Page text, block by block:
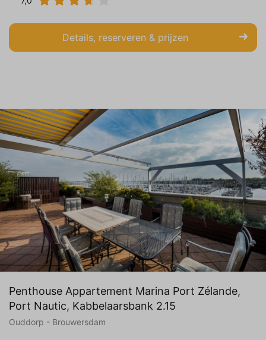
Details, reserveren & prijzen
Penthouse Appartement Marina Port Zélande,
Port Nautic, Kabbelaarsbank 2.15
Ouddorp - Brouwersdam